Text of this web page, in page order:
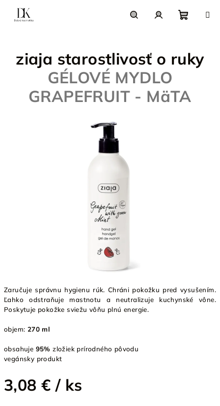
obsah
košík
Zaručuje správnu hygienu rúk. Chráni pokožku pred vysušením.
Ľahko odstraňuje mastnotu a neutralizuje kuchynské vône.
Poskytuje pokožke sviežu vôňu plnú energie.
objem: 270 ml
obsahuje 95% zložiek prírodného pôvodu
vegánsky produkt
3,08 € / ks
ziaja starostlivosť o ruky
GÉLOVÉ MYDLO
GRAPEFRUIT - MäTA